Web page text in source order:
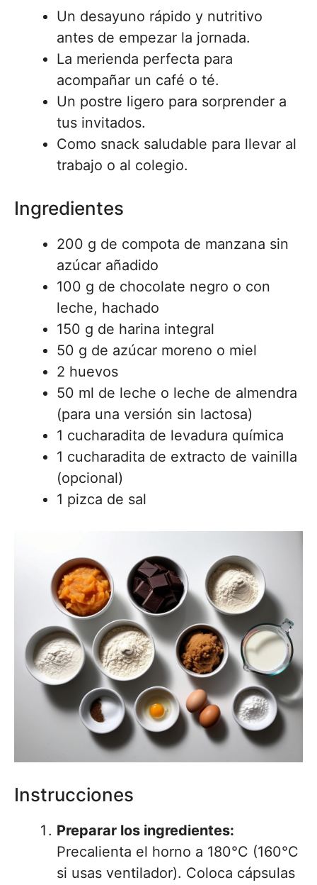
Un desayuno rápido y nutritivo
antes de empezar la jornada.
La merienda perfecta para
acompañar un café o té.
Un postre ligero para sorprender a
tus invitados.
Como snack saludable para llevar al
trabajo o al colegio.
Ingredientes
200 g de compota de manzana sin
azúcar añadido
100 g de chocolate negro o con
leche, hachado
150 g de harina integral
50 g de azúcar moreno o miel
2 huevos
50 ml de leche o leche de almendra
(para una versión sin lactosa)
1 cucharadita de levadura química
1 cucharadita de extracto de vainilla
(opcional)
1 pizca de sal
Instrucciones
Preparar los ingredientes:
Precalienta el horno a 180°C (160°C
si usas ventilador). Coloca cápsulas